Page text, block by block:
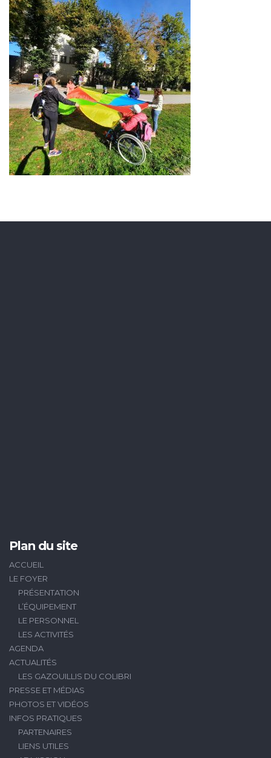
Plan du site
ACCUEIL
LE FOYER
PRÉSENTATION
L’ÉQUIPEMENT
LE PERSONNEL
LES ACTIVITÉS
AGENDA
ACTUALITÉS
LES GAZOUILLIS DU COLIBRI
PRESSE ET MÉDIAS
PHOTOS ET VIDÉOS
INFOS PRATIQUES
PARTENAIRES
LIENS UTILES